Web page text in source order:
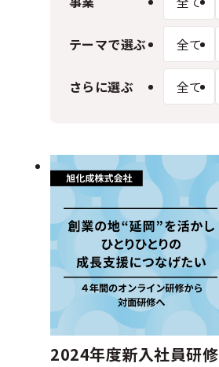
テーマで選ぶ 全て
さらに選ぶ 全て
2024年度新入社員研修